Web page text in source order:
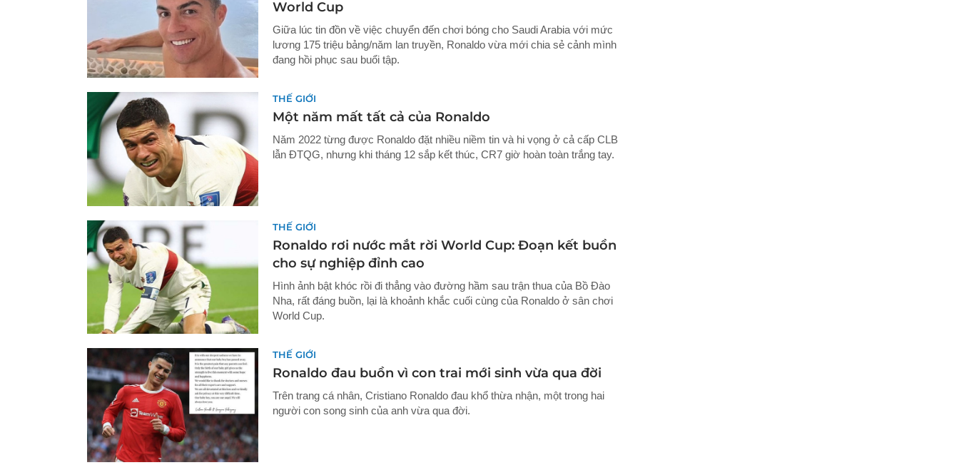
World Cup
Giữa lúc tin đồn về việc chuyển đến chơi bóng cho Saudi Arabia với mức
lương 175 triệu bảng/năm lan truyền, Ronaldo vừa mới chia sẻ cảnh mình
đang hồi phục sau buổi tập.
THẾ GIỚI
Một năm mất tất cả của Ronaldo
Năm 2022 từng được Ronaldo đặt nhiều niềm tin và hi vọng ở cả cấp CLB
lẫn ĐTQG, nhưng khi tháng 12 sắp kết thúc, CR7 giờ hoàn toàn trắng tay.
THẾ GIỚI
Ronaldo rơi nước mắt rời World Cup: Đoạn kết buồn
cho sự nghiệp đỉnh cao
Hình ảnh bật khóc rồi đi thẳng vào đường hầm sau trận thua của Bồ Đào
Nha, rất đáng buồn, lại là khoảnh khắc cuối cùng của Ronaldo ở sân chơi
World Cup.
THẾ GIỚI
Ronaldo đau buồn vì con trai mới sinh vừa qua đời
Trên trang cá nhân, Cristiano Ronaldo đau khổ thừa nhận, một trong hai
người con song sinh của anh vừa qua đời.